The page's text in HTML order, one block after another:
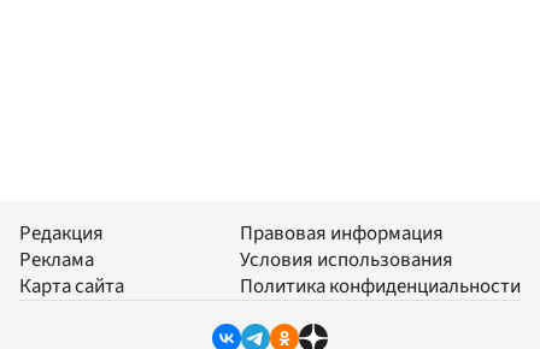
Редакция
Реклама
Карта сайта
Правовая информация
Условия использования
Политика конфиденциальности